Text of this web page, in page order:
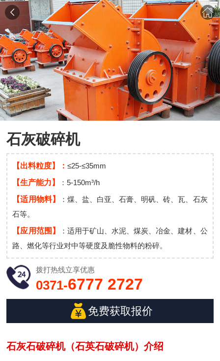
石灰破碎机
【出料粒度】：≤25-≤35mm
【生产能力】
：5-150m³/h
【适用物料】
：煤、盐、白亚、石膏、明矾、砖、瓦、石灰
石等。
【应用范围】
：适用于矿山、水泥、煤炭、冶金、建材、公
路、燃化等行业对中等硬度及脆性物料的粉碎。
拨打热线立享优惠
0371-6777 2727
免费获取报价
石灰石破碎机（石英石破碎机）介绍